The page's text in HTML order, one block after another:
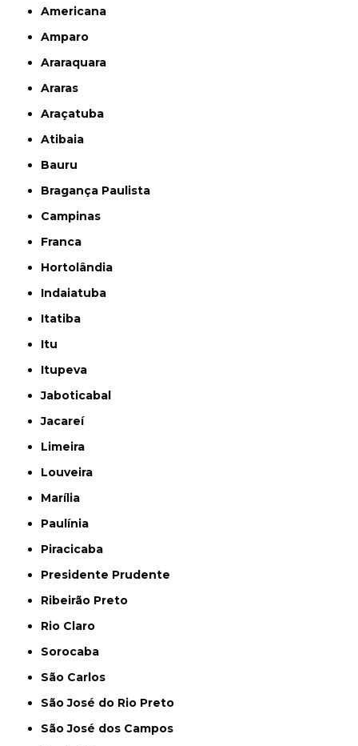
Americana
Amparo
Araraquara
Araras
Araçatuba
Atibaia
Bauru
Bragança Paulista
Campinas
Franca
Hortolândia
Indaiatuba
Itatiba
Itu
Itupeva
Jaboticabal
Jacareí
Limeira
Louveira
Marília
Paulínia
Piracicaba
Presidente Prudente
Ribeirão Preto
Rio Claro
Sorocaba
São Carlos
São José do Rio Preto
São José dos Campos